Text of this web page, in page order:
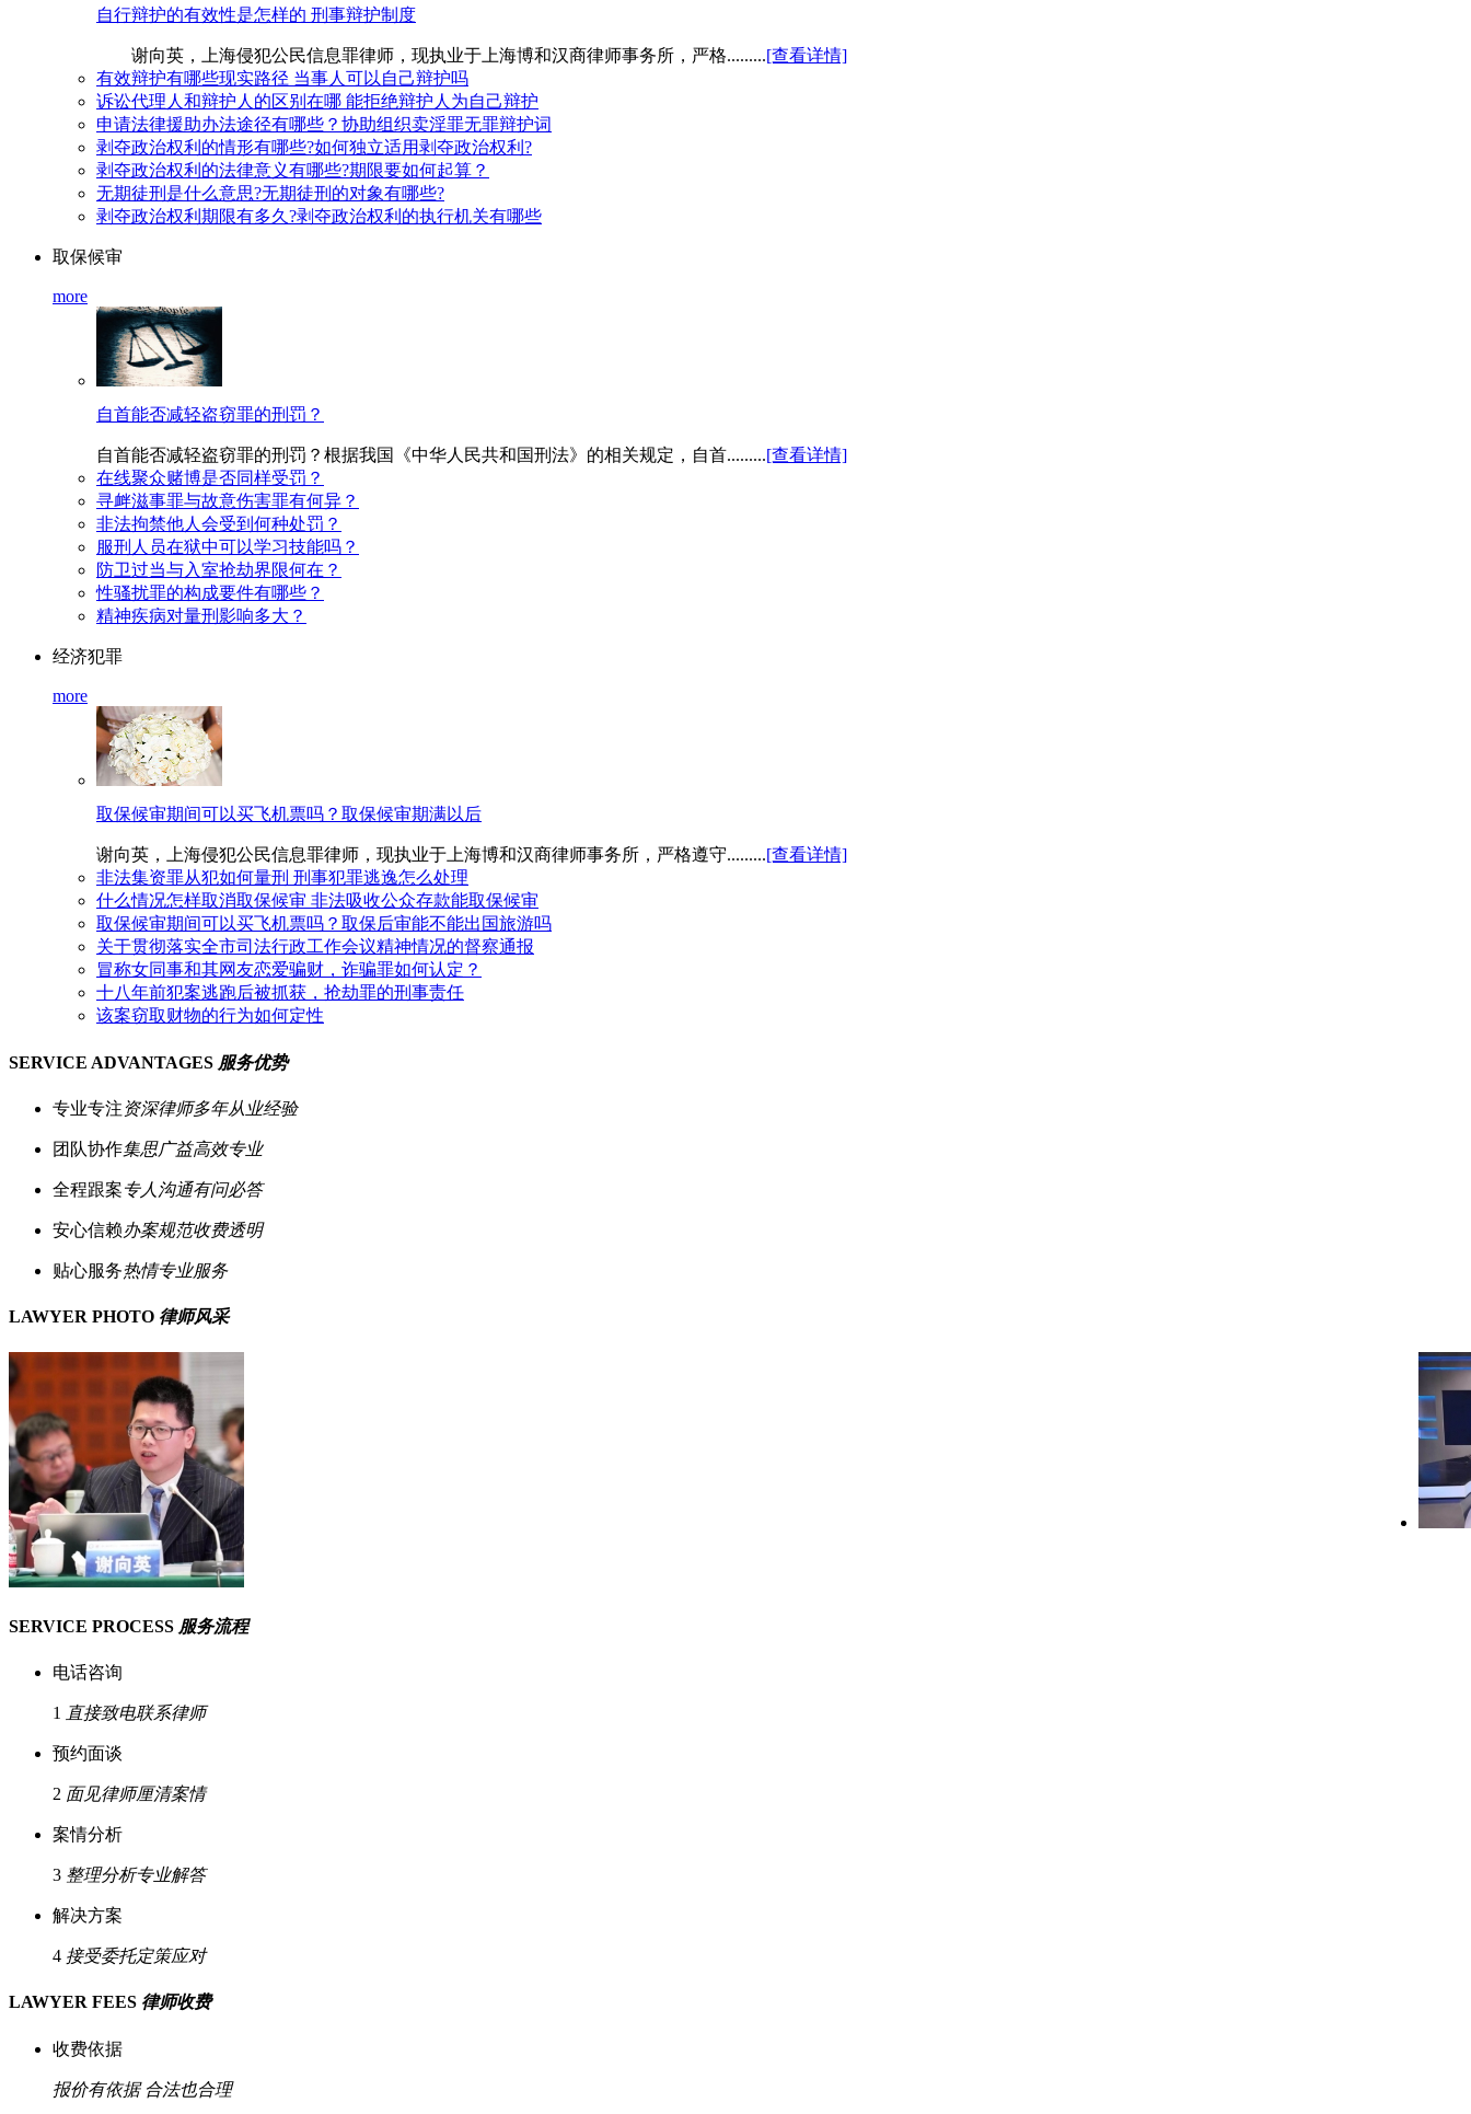
自行辩护的有效性是怎样的 刑事辩护制度
谢向英，上海侵犯公民信息罪律师，现执业于上海博和汉商律师事务所，严格.........[查看详情]
有效辩护有哪些现实路径 当事人可以自己辩护吗
诉讼代理人和辩护人的区别在哪 能拒绝辩护人为自己辩护
申请法律援助办法途径有哪些？协助组织卖淫罪无罪辩护词
剥夺政治权利的情形有哪些?如何独立适用剥夺政治权利?
剥夺政治权利的法律意义有哪些?期限要如何起算？
无期徒刑是什么意思?无期徒刑的对象有哪些?
剥夺政治权利期限有多久?剥夺政治权利的执行机关有哪些
取保候审
more
自首能否减轻盗窃罪的刑罚？
自首能否减轻盗窃罪的刑罚？根据我国《中华人民共和国刑法》的相关规定，自首.........[查看详情]
在线聚众赌博是否同样受罚？
寻衅滋事罪与故意伤害罪有何异？
非法拘禁他人会受到何种处罚？
服刑人员在狱中可以学习技能吗？
防卫过当与入室抢劫界限何在？
性骚扰罪的构成要件有哪些？
精神疾病对量刑影响多大？
经济犯罪
more
取保候审期间可以买飞机票吗？取保候审期满以后
谢向英，上海侵犯公民信息罪律师，现执业于上海博和汉商律师事务所，严格遵守.........[查看详情]
非法集资罪从犯如何量刑 刑事犯罪逃逸怎么处理
什么情况怎样取消取保候审 非法吸收公众存款能取保候审
取保候审期间可以买飞机票吗？取保后审能不能出国旅游吗
关于贯彻落实全市司法行政工作会议精神情况的督察通报
冒称女同事和其网友恋爱骗财，诈骗罪如何认定？
十八年前犯案逃跑后被抓获，抢劫罪的刑事责任
该案窃取财物的行为如何定性
SERVICE ADVANTAGES 服务优势
专业专注资深律师多年从业经验
团队协作集思广益高效专业
全程跟案专人沟通有问必答
安心信赖办案规范收费透明
贴心服务热情专业服务
LAWYER PHOTO 律师风采
SERVICE PROCESS 服务流程
电话咨询
1 直接致电联系律师
预约面谈
2 面见律师厘清案情
案情分析
3 整理分析专业解答
解决方案
4 接受委托定策应对
LAWYER FEES 律师收费
收费依据
报价有依据 合法也合理